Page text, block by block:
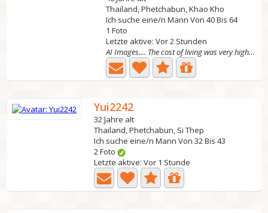
Thailand, Phetchabun, Khao Kho
Ich suche eine/n Mann Von 40 Bis 64
1 Foto
Letzte aktive: Vor 2 Stunden
AI Images.... The cost of living was very high in the...
Yui2242
32 Jahre alt
Thailand, Phetchabun, Si Thep
Ich suche eine/n Mann Von 32 Bis 43
2 Foto
Letzte aktive: Vor 1 Stunde